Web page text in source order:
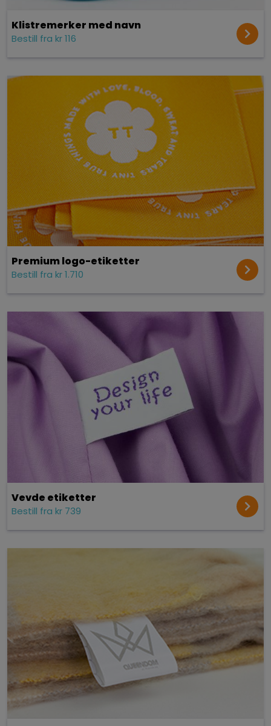
Klistremerker med navn
Bestill fra kr 116
Premium logo-etiketter
Bestill fra kr 1.710
Vevde etiketter
Bestill fra kr 739